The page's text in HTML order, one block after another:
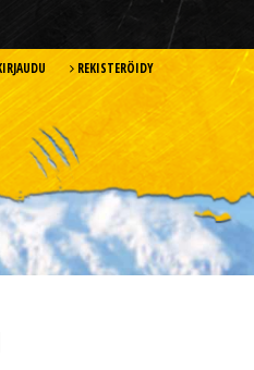
REKISTERÖIDY